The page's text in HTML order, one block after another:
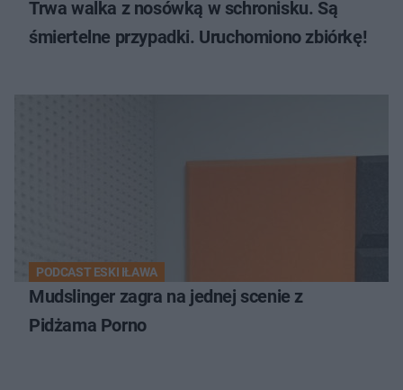
Trwa walka z nosówką w schronisku. Są
śmiertelne przypadki. Uruchomiono zbiórkę!
PODCAST ESKI IŁAWA
Mudslinger zagra na jednej scenie z
Pidżama Porno